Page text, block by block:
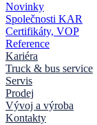
Novinky
Společnosti KAR
Certifikáty, VOP
Reference
Kariéra
Truck & bus service
Servis
Prodej
Vývoj a výroba
Kontakty